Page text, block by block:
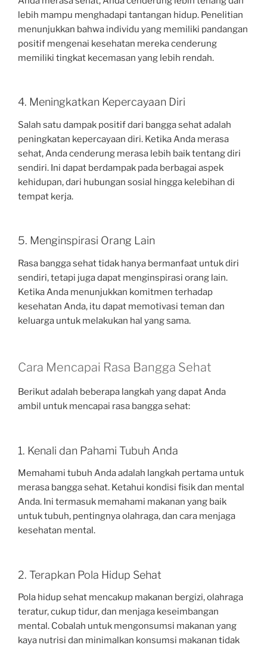
lebih mampu menghadapi tantangan hidup. Penelitian
menunjukkan bahwa individu yang memiliki pandangan
positif mengenai kesehatan mereka cenderung
memiliki tingkat kecemasan yang lebih rendah.
4. Meningkatkan Kepercayaan Diri
Salah satu dampak positif dari bangga sehat adalah
peningkatan kepercayaan diri. Ketika Anda merasa
sehat, Anda cenderung merasa lebih baik tentang diri
sendiri. Ini dapat berdampak pada berbagai aspek
kehidupan, dari hubungan sosial hingga kelebihan di
tempat kerja.
5. Menginspirasi Orang Lain
Rasa bangga sehat tidak hanya bermanfaat untuk diri
sendiri, tetapi juga dapat menginspirasi orang lain.
Ketika Anda menunjukkan komitmen terhadap
kesehatan Anda, itu dapat memotivasi teman dan
keluarga untuk melakukan hal yang sama.
Cara Mencapai Rasa Bangga Sehat
Berikut adalah beberapa langkah yang dapat Anda
ambil untuk mencapai rasa bangga sehat:
1. Kenali dan Pahami Tubuh Anda
Memahami tubuh Anda adalah langkah pertama untuk
merasa bangga sehat. Ketahui kondisi fisik dan mental
Anda. Ini termasuk memahami makanan yang baik
untuk tubuh, pentingnya olahraga, dan cara menjaga
kesehatan mental.
2. Terapkan Pola Hidup Sehat
Pola hidup sehat mencakup makanan bergizi, olahraga
teratur, cukup tidur, dan menjaga keseimbangan
mental. Cobalah untuk mengonsumsi makanan yang
kaya nutrisi dan minimalkan konsumsi makanan tidak